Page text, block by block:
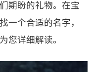
期盼的礼物。在宝
一个合适的名字，
您详细解读。